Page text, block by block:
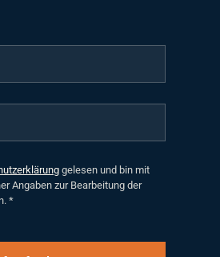
gelesen und bin mit
Angaben zur Bearbeitung der
*